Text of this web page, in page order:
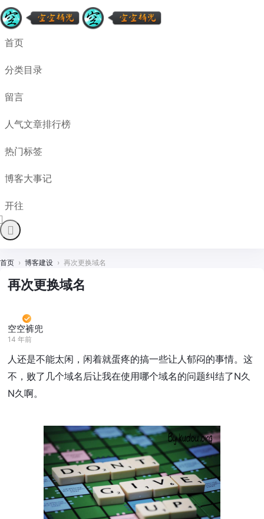
首页
分类目录
留言
人气文章排行榜
热门标签
博客大事记
开往
首页 › 博客建设 › 再次更换域名
再次更换域名
空空裤兜
14 年前
人还是不能太闲，闲着就蛋疼的搞一些让人郁闷的事情。这
不，败了几个域名后让我在使用哪个域名的问题纠结了N久
N久啊。